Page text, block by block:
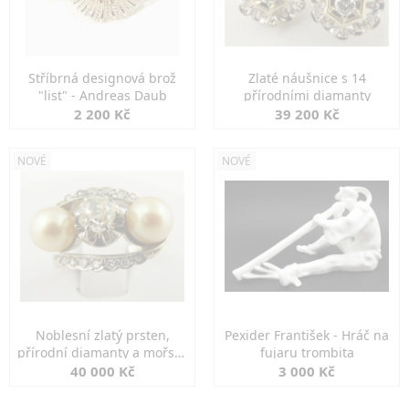
Stříbrná designová brož
"list" - Andreas Daub
2 200 Kč
Zlaté náušnice s 14
přírodními diamanty
39 200 Kč
NOVÉ
Noblesní zlatý prsten,
přírodní diamanty a mořské
perly
40 000 Kč
NOVÉ
Pexider František - Hráč na
fujaru trombita
3 000 Kč